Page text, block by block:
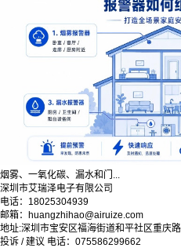
烟雾、一氧化碳、漏水和门...
深圳市艾瑞泽电子有限公司
电话：18025304939
邮箱：huangzhihao@airuize.com
地址:深圳市宝安区福海街道和平社区重庆
投诉 / 建议 电话：075586299662